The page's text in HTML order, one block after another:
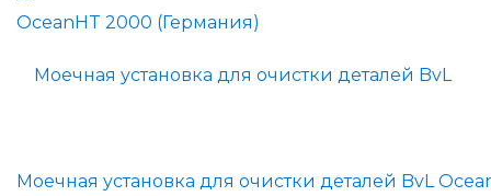
Моечная установка для очистки деталей BvL